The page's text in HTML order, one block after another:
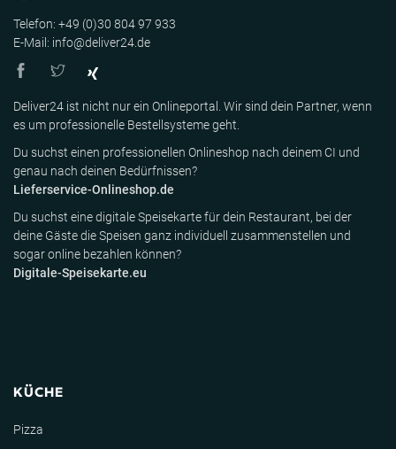
Telefon: +49 (0)30 804 97 933
E-Mail: info@deliver24.de
Deliver24 ist nicht nur ein Onlineportal. Wir sind dein Partner, wenn
es um professionelle Bestellsysteme geht.
Du suchst einen professionellen Onlineshop nach deinem CI und
genau nach deinen Bedürfnissen?
Lieferservice-Onlineshop.de
Du suchst eine digitale Speisekarte für dein Restaurant, bei der
deine Gäste die Speisen ganz individuell zusammenstellen und
sogar online bezahlen können?
Digitale-Speisekarte.eu
KÜCHE
Pizza